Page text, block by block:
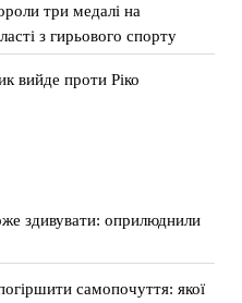
три медалі на
з гирьового спорту
вийде проти Ріко
здивувати: оприлюднили
самопочуття: якої